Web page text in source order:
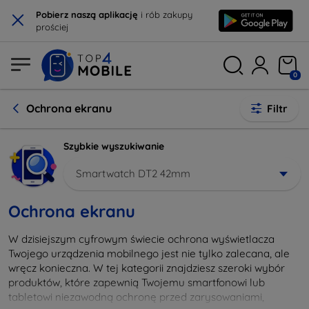
× Pobierz naszą aplikację i rób zakupy
prościej
0
Ochrona ekranu Filtr
Szybkie wyszukiwanie
Smartwatch DT2 42mm
Ochrona ekranu
W dzisiejszym cyfrowym świecie ochrona wyświetlacza
Twojego urządzenia mobilnego jest nie tylko zalecana, ale
wręcz konieczna. W tej kategorii znajdziesz szeroki wybór
produktów, które zapewnią Twojemu smartfonowi lub
tabletowi niezawodną ochronę przed zarysowaniami,